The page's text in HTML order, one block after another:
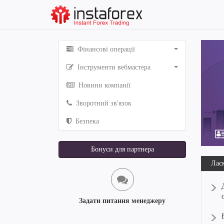
Фінансові операції
Інструменти вебмастера
Новини компанії
Зворотний зв'язок
Безпека
Бонуси для партнера
Задати питання менеджеру